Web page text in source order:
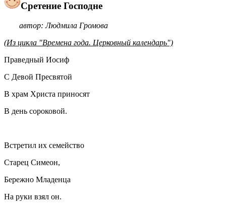
Сретение Господне
автор: Людмила Громова
(Из цикла "Времена года. Церковный календарь")
Праведный Иосиф
С Девой Пресвятой
В храм Христа приносят
В день сороковой.
Встретил их семейство
Старец Симеон,
Бережно Младенца
На руки взял он.